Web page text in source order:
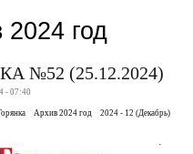
2024 год
№52 (25.12.2024)
- 07:40
Архив 2024 год 2024 - 12 (Декабрь)